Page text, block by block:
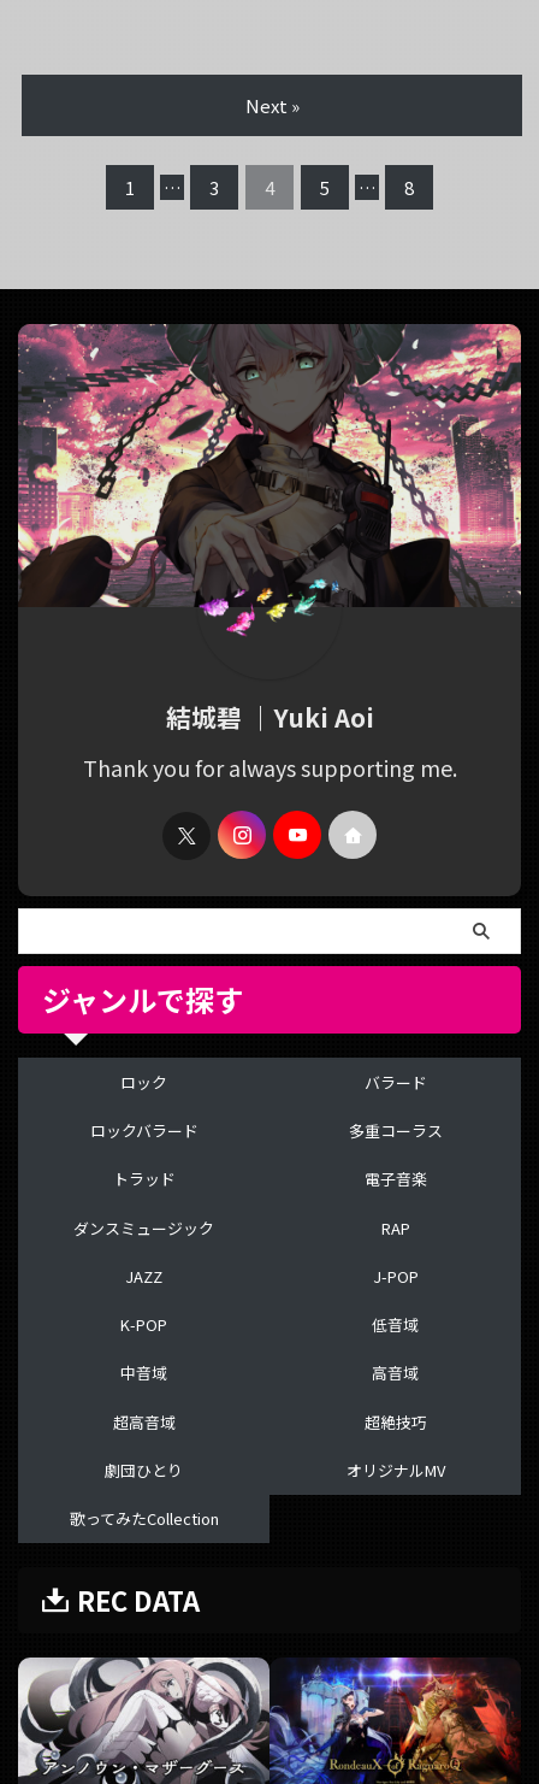
1 … 3 4 5 … 8
Next »
結城碧 ｜Yuki Aoi
Thank you for always supporting me.
ジャンルで探す
ロック
ロックバラード
トラッド
ダンスミュージック
JAZZ
K-POP
中音域
超高音域
劇団ひとり
歌ってみたCollection
バラード
多重コーラス
電子音楽
RAP
J-POP
低音域
高音域
超絶技巧
オリジナルMV
REC DATA